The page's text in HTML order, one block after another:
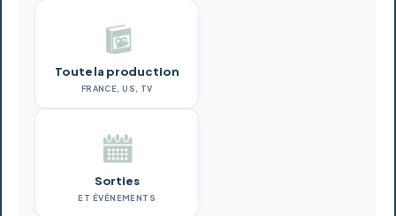
Toute la production
FRANCE, US, TV
Sorties
ET ÉVÉNEMENTS